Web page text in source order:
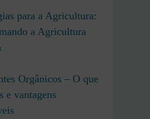
para a Agricultura:
a Agricultura
Orgânicos – O que
e vantagens